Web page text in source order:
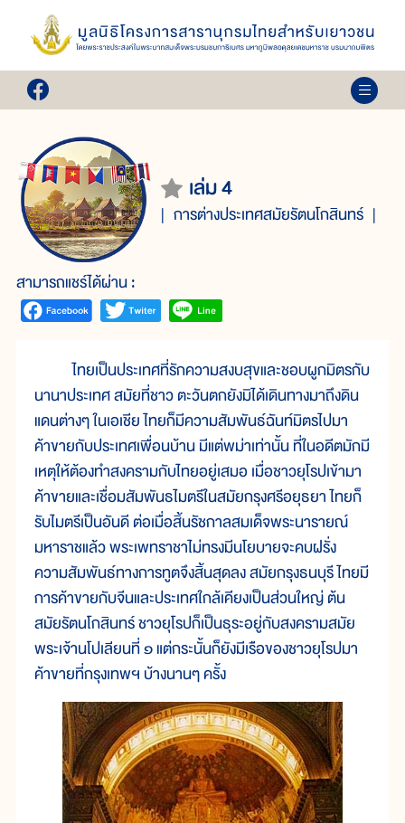
เล่ม 4
การต่างประเทศสมัยรัตนโกสินทร์
สามารถแชร์ได้ผ่าน :
ไทยเป็นประเทศที่รักความสงบสุขและชอบผูกมิตรกับ
นานาประเทศ สมัยที่ชาว ตะวันตกยังมิได้เดินทางมาถึงดิน
แดนต่างๆ ในเอเชีย ไทยก็มีความสัมพันธ์ฉันท์มิตรไปมา
ค้าขายกับประเทศเพื่อนบ้าน มีแต่พม่าเท่านั้น ที่ในอดีตมักมี
เหตุให้ต้องทำสงครามกับไทยอยู่เสมอ เมื่อชาวยุโรปเข้ามา
ค้าขายและเชื่อมสัมพันธไมตรีในสมัยกรุงศรีอยุธยา ไทยก็
รับไมตรีเป็นอันดี ต่อเมื่อสิ้นรัชกาลสมเด็จพระนารายณ์
มหาราชแล้ว พระเพทราชาไม่ทรงมีนโยบายจะคบฝรั่ง
ความสัมพันธ์ทางการทูตจึงสิ้นสุดลง สมัยกรุงธนบุรี ไทยมี
การค้าขายกับจีนและประเทศใกล้เคียงเป็นส่วนใหญ่ ต้น
สมัยรัตนโกสินทร์ ชาวยุโรปก็เป็นธุระอยู่กับสงครามสมัย
พระเจ้านโปเลียนที่ ๑ แต่กระนั้นก็ยังมีเรือของชาวยุโรปมา
ค้าขายที่กรุงเทพฯ บ้างนานๆ ครั้ง